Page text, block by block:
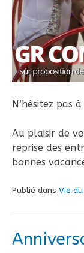
N’hésitez pas
Au plaisir de
reprise des
bonnes
Publié dans Vie